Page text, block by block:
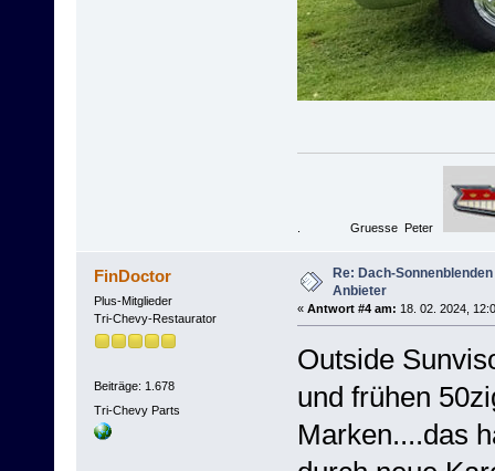
. Gruesse Peter
FinDoctor
Plus-Mitglieder
Tri-Chevy-Restaurator
Beiträge: 1.678
Tri-Chevy Parts
Re: Dach-
Anbieter
« Antwort #4 am: 18. 02. 2024,
Outside
und frühen
Marken....das